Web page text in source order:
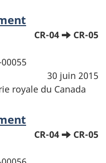
CR-04
CR-05
30 juin 2015
royale du Canada
CR-04
CR-05